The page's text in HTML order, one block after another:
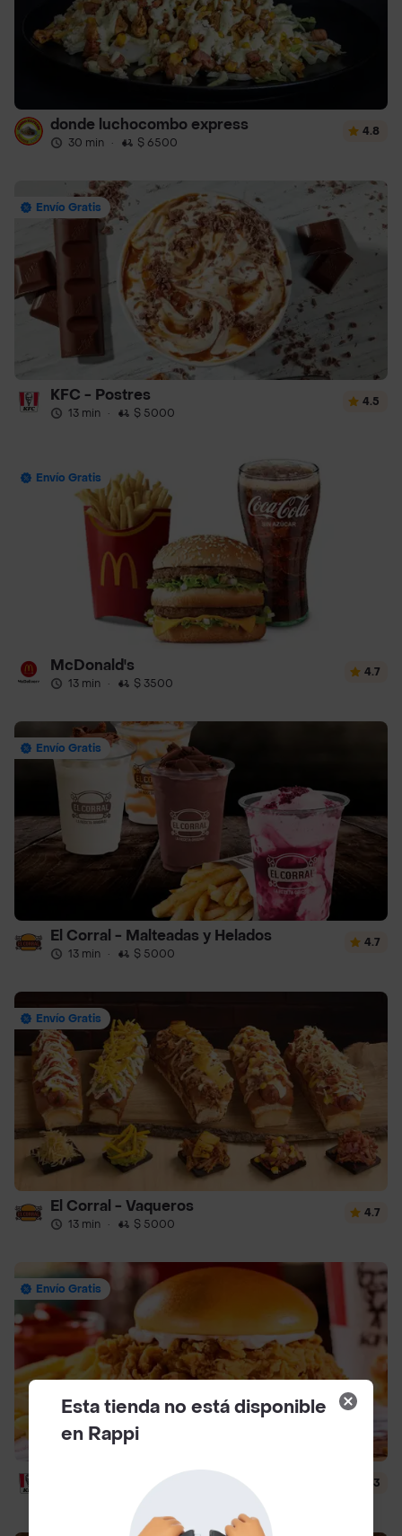
donde luchocombo express
30 min · $ 6500
4.8
Envío Gratis
KFC - Postres
13 min · $ 5000
4.5
Envío Gratis
McDonald's
13 min · $ 3500
4.7
Envío Gratis
El Corral - Malteadas y Helados
13 min · $ 5000
4.7
Envío Gratis
El Corral - Vaqueros
13 min · $ 5000
4.7
Envío Gratis
Kfc Hamburguesas
$ 5000
4.3
Esta tienda no está disponible
en Rappi